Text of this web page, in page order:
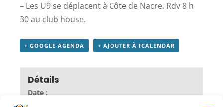
– Les U9 se déplacent à Côte de Nacre. Rdv 8 h
30 au club house.
+ GOOGLE AGENDA + AJOUTER À ICALENDAR
Détails
Date :